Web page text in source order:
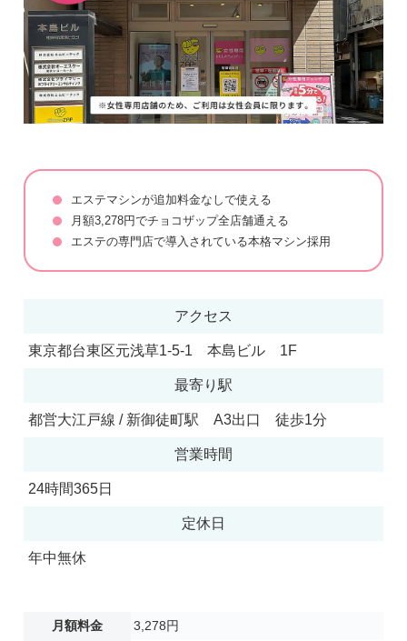
エステマシンが追加料金なしで使える
月額3,278円でチョコザップ全店舗通える
エステの専門店で導入されている本格マシン採用
アクセス
東京都台東区元浅草1-5-1 本島ビル 1F
最寄り駅
都営大江戸線 / 新御徒町駅 A3出口 徒歩1分
営業時間
24時間365日
定休日
年中無休
月額料金 3,278円